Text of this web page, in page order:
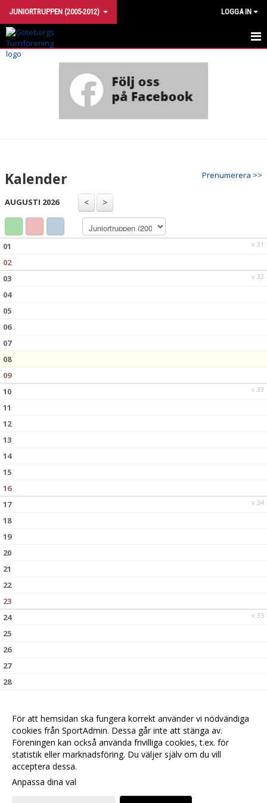
JUNIORTRUPPEN (2005-2012) LOGGA IN
HEM
Prenumerera >>
Kalender
AUGUSTI 2026
v.31
01
02
v.32
03
04
05
06
07
08
09
v.33
10
11
12
13
14
15
16
v.34
17
18
19
20
21
22
23
v.35
24
25
26
27
28
För att hemsidan ska fungera korrekt använder vi nödvändiga
cookies från SportAdmin. Dessa går inte att stänga av.
Föreningen kan också använda frivilliga cookies, t.ex. för
statistik eller marknadsföring. Du väljer själv om du vill
acceptera dessa.
Anpassa dina val